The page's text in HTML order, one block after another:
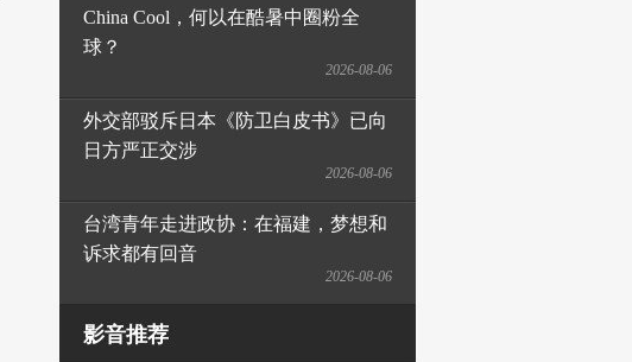
China Cool，何以在酷暑中圈粉全
球？
2026-08-06
外交部驳斥日本《防卫白皮书》已向
日方严正交涉
2026-08-06
台湾青年走进政协：在福建，梦想和
诉求都有回音
2026-08-06
影音推荐